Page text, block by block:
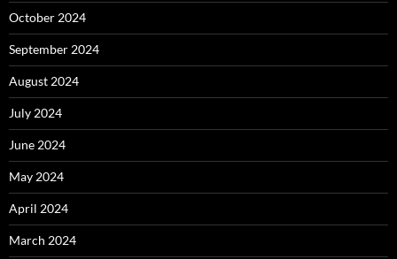
October 2024
September 2024
August 2024
July 2024
June 2024
May 2024
April 2024
March 2024